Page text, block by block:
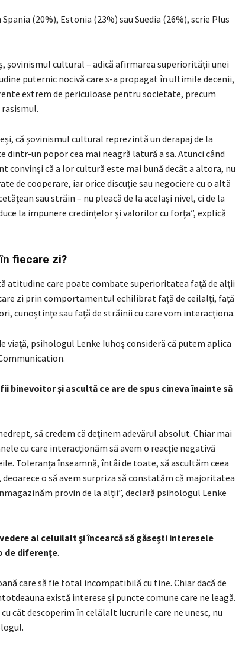
(20%), Estonia (23%) sau Suedia (26%), scrie Plus
șovinismul cultural – adică afirmarea superiorității unei
puternic nocivă care s-a propagat în ultimile decenii,
extrem de periculoase pentru societate, precum
că șovinismul cultural reprezintă un derapaj de la
dintr-un popor cea mai neagră latură a sa. Atunci când
convinși că a lor cultură este mai bună decât a altora, nu
de cooperare, iar orice discuție sau negociere cu o altă
sau străin – nu pleacă de la același nivel, ci de la
la impunere credințelor și valorilor cu forța”, explică
fiecare zi?
atitudine care poate combate superioritatea față de alții
zi prin comportamentul echilibrat față de ceilalți, față
cunoștințe sau față de străinii cu care vom interacționa.
viață, psihologul Lenke Iuhoș consideră că putem aplica
binevoitor şi ascultă ce are de spus cineva înainte să
să credem că deținem adevărul absolut. Chiar mai
cu care interacționăm să avem o reacție negativă
Toleranța înseamnă, întâi de toate, să ascultăm ceea
deoarece o să avem surpriza să constatăm că majoritatea
provin de la alții”, declară psihologul Lenke
al celuilalt şi încearcă să găseşti interesele
de diferenţe.
care să fie total incompatibilă cu tine. Chiar dacă de
există interese și puncte comune care ne leagă.
cât descoperim în celălalt lucrurile care ne unesc, nu